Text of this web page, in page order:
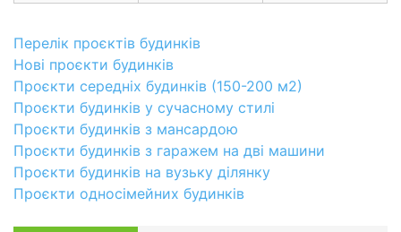
Перелік проєктів будинків
Нові проєкти будинків
Проєкти середніх будинків (150-200 м2)
Проєкти будинків у сучасному стилі
Проєкти будинків з мансардою
Проєкти будинків з гаражем на дві машини
Проєкти будинків на вузьку ділянку
Проєкти односімейних будинків